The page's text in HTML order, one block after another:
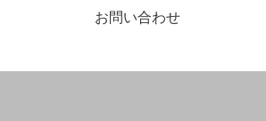
お問い合わせ